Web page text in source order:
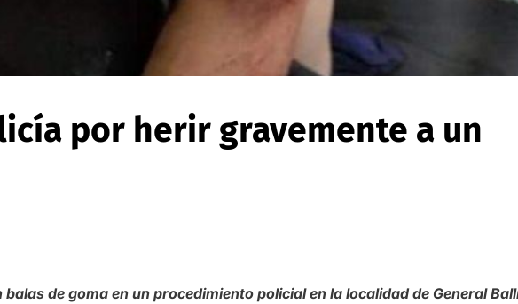
por herir gravemente a un
de goma en un procedimiento policial en la localidad de General